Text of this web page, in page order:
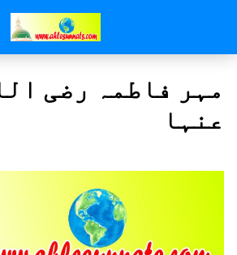
مہر فاطمہ رضی
عنہا